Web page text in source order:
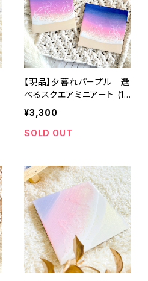
【現品】夕暮れパープル 選
べるスクエアミニアート (10
cm × 10cm)
¥3,300
SOLD OUT